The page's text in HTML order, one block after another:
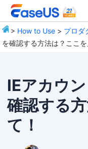
> How to Use > プロダ
を確認する方法は？ここを
IEアカウ
確認する
て！